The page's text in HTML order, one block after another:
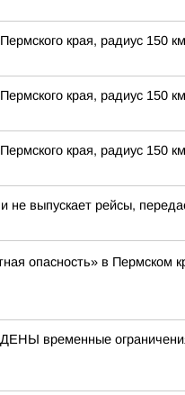
края, радиус 150 км
края, радиус 150
края, радиус 150
выпускает рейсы,
опасность» в Пермском
временные ограничения